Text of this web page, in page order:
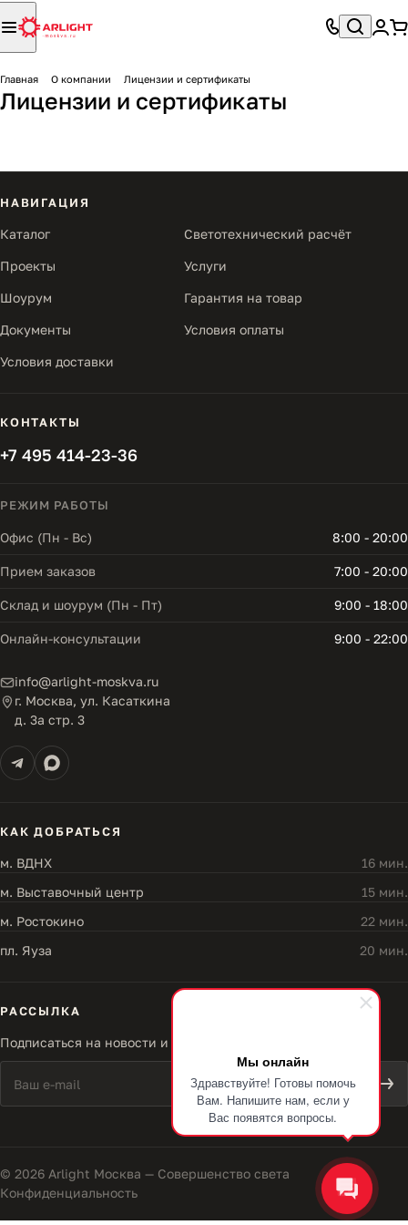
Мы онлайн
Здравствуйте! Готовы помочь
Вам. Напишите нам, если у
Вас появятся вопросы.
Главная О компании Лицензии и сертификаты
Лицензии и сертификаты
НАВИГАЦИЯ
Каталог Светотехнический расчёт
Проекты Услуги
Шоурум Гарантия на товар
Документы Условия оплаты
Условия доставки
КОНТАКТЫ
+7 495 414-23-36
РЕЖИМ РАБОТЫ
Офис (Пн - Вс) 8:00 - 20:00
Прием заказов 7:00 - 20:00
Склад и шоурум (Пн - Пт) 9:00 - 18:00
Онлайн-консультации 9:00 - 22:00
info@arlight-moskva.ru
г. Москва, ул. Касаткина
д. 3а стр. 3
КАК ДОБРАТЬСЯ
м. ВДНХ
16 мин.
м. Выставочный центр
15 мин.
м. Ростокино
22 мин.
пл. Яуза
20 мин.
РАССЫЛКА
Подписаться на новости и акции
© 2026 Arlight Москва — Совершенство света
Конфиденциальность